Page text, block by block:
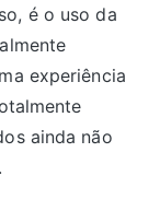
é o uso da
experiência
ainda não